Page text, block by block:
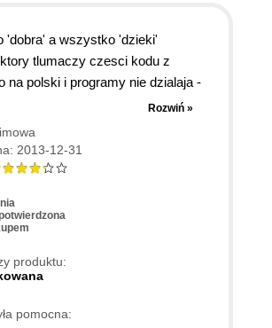
'dobra' a wszystko 'dzieki'
tlumaczy czesci kodu z
na polski i programy nie dzialaja -
dochodzic, co koles schrzanil.
literowek juz od pierwszych stron i
tak, ze czesto czyta sie je
co tlumacz chcial
mniej meczyl.
Rozwiń »
2013-12-31
produktu:
pomocna: